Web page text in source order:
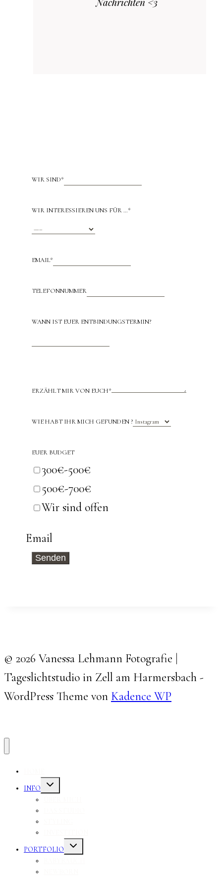
WIR SIND*
WIR INTERESSIEREN UNS FÜR …*
EMAIL*
TELEFONNUMMER
WANN IST EUER ENTBINDUNGSTERMIN?
ERZÄHLT MIR VON EUCH*
WIE HABT IHR MICH GEFUNDEN ?
EUER BUDGET
300€-500€
500€-700€
Wir sind offen
Email
Senden
© 2026 Vanessa Lehmann Fotografie |
Tageslichtstudio in Zell am Harmersbach -
WordPress Theme von Kadence WP
INFO
Untermenü
umschalten
PORTFOLIO
Untermenü
umschalten